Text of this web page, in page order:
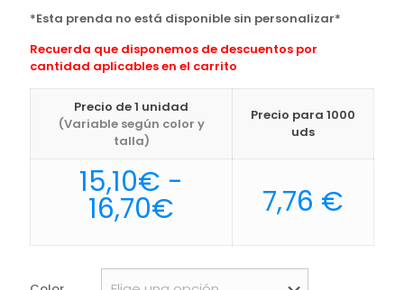
*Esta prenda no está disponible sin personalizar*
Recuerda que disponemos de descuentos por
cantidad aplicables en el carrito
Precio de 1 unidad
(Variable según color y
talla)
Precio para 1000
uds
15,10€ -
16,70€
precios:
7,76 €